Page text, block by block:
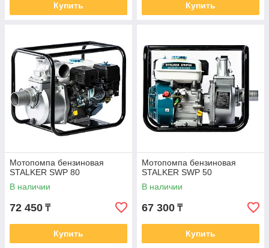
Купить Купить
Мотопомпа бензиновая
STALKER SWP 80
В наличии
72 450 ₸
Купить
Мотопомпа бензиновая
STALKER SWP 50
В наличии
67 300 ₸
Купить